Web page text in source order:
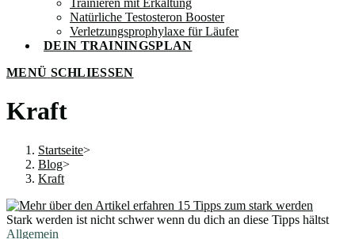
Trainieren mit Erkältung
Natürliche Testosteron Booster
Verletzungsprophylaxe für Läufer
DEIN TRAININGSPLAN
MENÜ SCHLIESSEN
Kraft
Startseite>
Blog>
Kraft
Stark werden ist nicht schwer wenn du dich an diese Tipps hältst
Allgemein